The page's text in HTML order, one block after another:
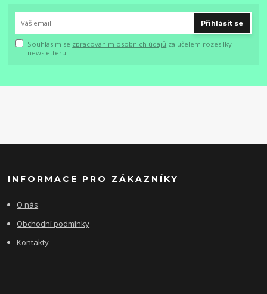
Přihlásit se
Souhlasím se zpracováním osobních údajů za účelem rozesílky
newsletteru.
INFORMACE PRO ZÁKAZNÍKY
O nás
Obchodní podmínky
Kontakty